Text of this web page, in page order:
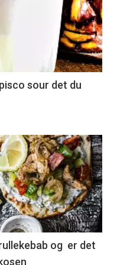
sour det du
og er det